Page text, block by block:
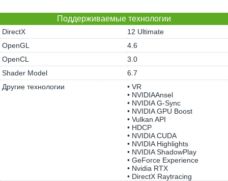
Поддерживаемые технологии
DirectX
12 Ultimate
OpenGL
4.6
OpenCL
3.0
Shader Model
6.7
Другие технологии
• VR
• NVIDIAAnsel
• NVIDIA G-Sync
• NVIDIA GPU Boost
• Vulkan API
• HDCP
• NVIDIA CUDA
• NVIDIA Highlights
• NVIDIA ShadowPlay
• GeForce Experience
• Nvidia RTX
• DirectX Raytracing